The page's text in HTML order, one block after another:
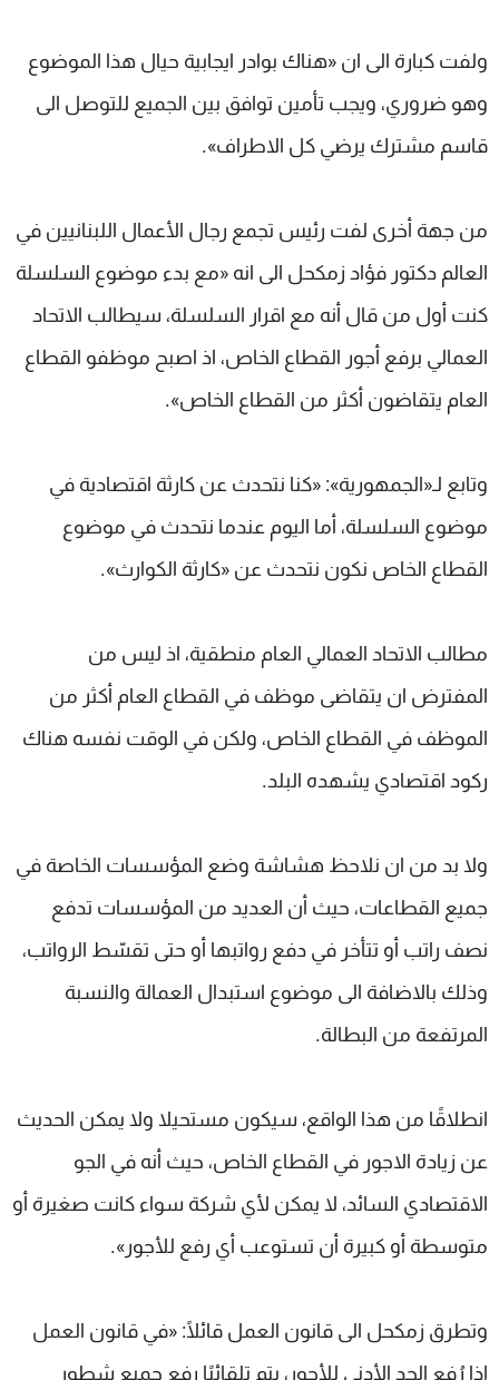
ولفت كبارة الى ان «هناك بوادر ايجابية حيال هذا الموضوع
وهو ضروري، ويجب تأمين توافق بين الجميع للتوصل الى
قاسم مشترك يرضي كل الاطراف».
من جهة أخرى لفت رئيس تجمع رجال الأعمال اللبنانيين في
العالم دكتور فؤاد زمكحل الى انه «مع بدء موضوع السلسلة
كنت أول من قال أنه مع اقرار السلسلة، سيطالب الاتحاد
العمالي برفع أجور القطاع الخاص، اذ اصبح موظفو القطاع
العام يتقاضون أكثر من القطاع الخاص».
وتابع لـ«الجمهورية»: «كنا نتحدث عن كارثة اقتصادية في
موضوع السلسلة، أما اليوم عندما نتحدث في موضوع
القطاع الخاص نكون نتحدث عن «كارثة الكوارث».
مطالب الاتحاد العمالي العام منطقية، اذ ليس من
المفترض ان يتقاضى موظف في القطاع العام أكثر من
الموظف في القطاع الخاص، ولكن في الوقت نفسه هناك
ركود اقتصادي يشهده البلد.
ولا بد من ان نلاحظ هشاشة وضع المؤسسات الخاصة في
جميع القطاعات، حيث أن العديد من المؤسسات تدفع
نصف راتب أو تتأخر في دفع رواتبها أو حتى تقسّط الرواتب،
وذلك بالاضافة الى موضوع استبدال العمالة والنسبة
المرتفعة من البطالة.
انطلاقًا من هذا الواقع، سيكون مستحيلا ولا يمكن الحديث
عن زيادة الاجور في القطاع الخاص، حيث أنه في الجو
الاقتصادي السائد، لا يمكن لأي شركة سواء كانت صغيرة أو
متوسطة أو كبيرة أن تستوعب أي رفع للأجور».
وتطرق زمكحل الى قانون العمل قائلًا: «في قانون العمل
اذا رُفع الحد الأدنى للأجور، يتم تلقائيًا رفع جميع شطور